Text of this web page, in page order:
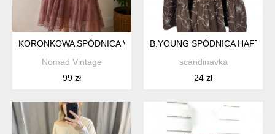
KORONKOWA SPÓDNICA VINTAGE MIDI BOHO FAIRYCORE
Nomad Vintage
99 zł
B.YOUNG SPÓDNICA HAFT
scandinavka
24 zł